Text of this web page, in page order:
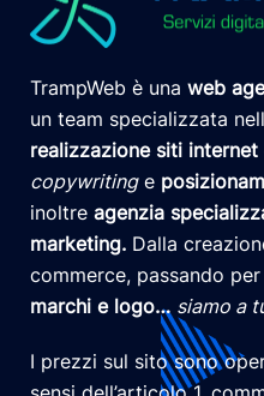
TrampWeb è una web
un team specializzata
realizzazione siti internet
copywritinge
inoltre agenzia
marketing. Dalla
commerce, passando
marchi e logo… siamo a
I prezzi sul sito sono